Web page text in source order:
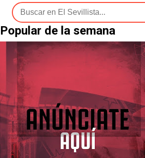
Popular de la semana